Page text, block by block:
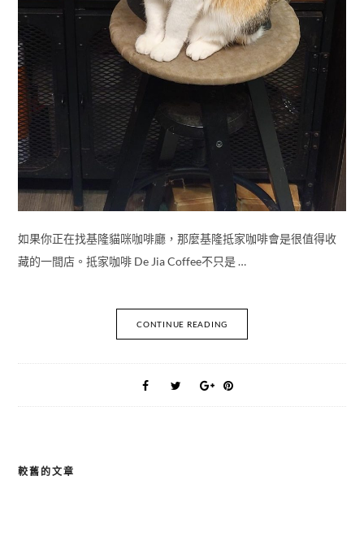
如果你正在找基隆貓咪咖啡廳，那麼基隆抵家咖啡會是很值得收
藏的一間店。抵家咖啡 De Jia Coffee不只是 …
CONTINUE READING
文
較舊的文章